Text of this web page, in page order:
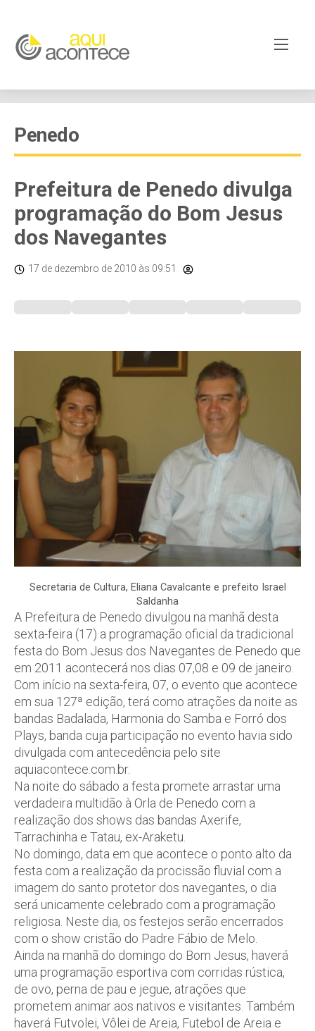
Penedo
Prefeitura de Penedo divulga
programação do Bom Jesus
dos Navegantes
17 de dezembro de 2010 às 09:51
Secretaria de Cultura, Eliana Cavalcante e prefeito Israel
Saldanha
A Prefeitura de Penedo divulgou na manhã desta
sexta-feira (17) a programação oficial da tradicional
festa do Bom Jesus dos Navegantes de Penedo que
em 2011 acontecerá nos dias 07,08 e 09 de janeiro.
Com início na sexta-feira, 07, o evento que acontece
em sua 127ª edição, terá como atrações da noite as
bandas Badalada, Harmonia do Samba e Forró dos
Plays, banda cuja participação no evento havia sido
divulgada com antecedência pelo site
aquiacontece.com.br.
Na noite do sábado a festa promete arrastar uma
verdadeira multidão à Orla de Penedo com a
realização dos shows das bandas Axerife,
Tarrachinha e Tatau, ex-Araketu.
No domingo, data em que acontece o ponto alto da
festa com a realização da procissão fluvial com a
imagem do santo protetor dos navegantes, o dia
será unicamente celebrado com a programação
religiosa. Neste dia, os festejos serão encerrados
com o show cristão do Padre Fábio de Melo.
Ainda na manhã do domingo do Bom Jesus, haverá
uma programação esportiva com corridas rústica,
de ovo, perna de pau e jegue, atrações que
prometem animar aos nativos e visitantes. Também
haverá Futvolei, Vôlei de Areia, Futebol de Areia e